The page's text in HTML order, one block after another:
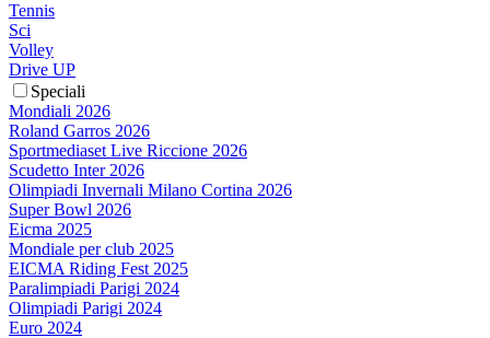
Tennis
Sci
Volley
Drive UP
Speciali
Mondiali 2026
Roland Garros 2026
Sportmediaset Live Riccione 2026
Scudetto Inter 2026
Olimpiadi Invernali Milano Cortina 2026
Super Bowl 2026
Eicma 2025
Mondiale per club 2025
EICMA Riding Fest 2025
Paralimpiadi Parigi 2024
Olimpiadi Parigi 2024
Euro 2024